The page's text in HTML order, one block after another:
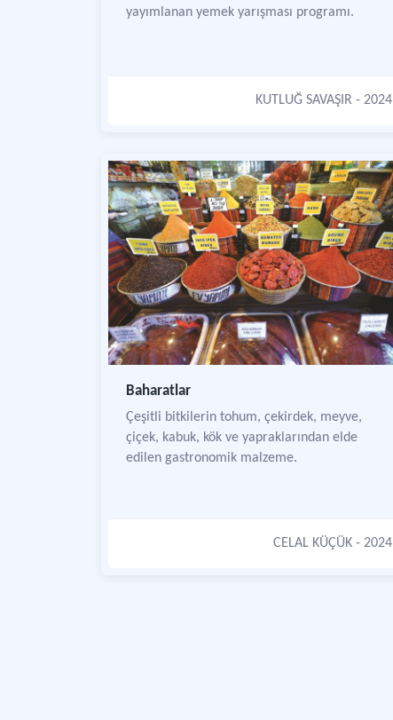
yayımlanan yemek yarışması programı.
KUTLUĞ SAVAŞIR - 2024
Baharatlar
Çeşitli bitkilerin tohum, çekirdek, meyve,
çiçek, kabuk, kök ve yapraklarından elde
edilen gastronomik malzeme.
CELAL KÜÇÜK - 2024